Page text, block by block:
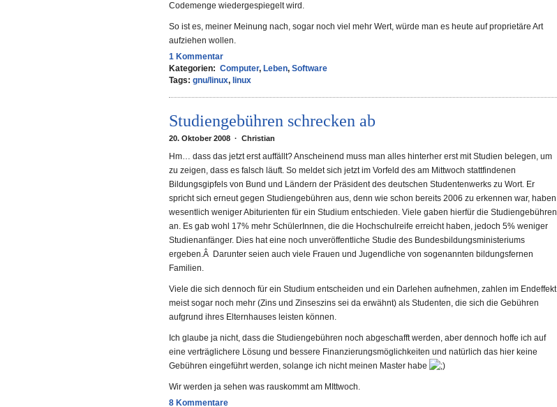
Codemenge wiedergespiegelt wird.
So ist es, meiner Meinung nach, sogar noch viel mehr Wert, würde man es heute auf proprietäre Art
aufziehen wollen.
1 Kommentar
Kategorien: Computer, Leben, Software
Tags: gnu/linux, linux
Studiengebühren schrecken ab
20. Oktober 2008 · Christian
Hm… dass das jetzt erst auffällt? Anscheinend muss man alles hinterher erst mit Studien belegen, um
zu zeigen, dass es falsch läuft. So meldet sich jetzt im Vorfeld des am Mittwoch stattfindenen
Bildungsgipfels von Bund und Ländern der Präsident des deutschen Studentenwerks zu Wort. Er
spricht sich erneut gegen Studiengebühren aus, denn wie schon bereits 2006 zu erkennen war, haben
wesentlich weniger Abiturienten für ein Studium entschieden. Viele gaben hierfür die Studiengebühren
an. Es gab wohl 17% mehr SchülerInnen, die die Hochschulreife erreicht haben, jedoch 5% weniger
Studienanfänger. Dies hat eine noch unveröffentliche Studie des Bundesbildungsministeriums
ergeben.Â Darunter seien auch viele Frauen und Jugendliche von sogenannten bildungsfernen
Familien.
Viele die sich dennoch für ein Studium entscheiden und ein Darlehen aufnehmen, zahlen im Endeffekt
meist sogar noch mehr (Zins und Zinseszins sei da erwähnt) als Studenten, die sich die Gebühren
aufgrund ihres Elternhauses leisten können.
Ich glaube ja nicht, dass die Studiengebühren noch abgeschafft werden, aber dennoch hoffe ich auf
eine verträglichere Lösung und bessere Finanzierungsmöglichkeiten und natürlich das hier keine
Gebühren eingeführt werden, solange ich nicht meinen Master habe
Wir werden ja sehen was rauskommt am MIttwoch.
8 Kommentare